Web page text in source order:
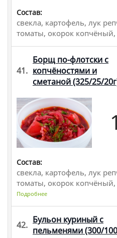
Состав:
свекла, картофель, лук
томаты, окорок копчёный,
41.
Борщ по-флотски с
копчёностями и
сметаной(325/25/
Состав:
свекла, картофель, лук
томаты, окорок копчёный,
Подробнее
42. Бульон куриный с
пельменями(300/